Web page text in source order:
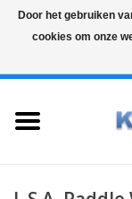
Karaffen
Door het gebruiken
cookies om onze